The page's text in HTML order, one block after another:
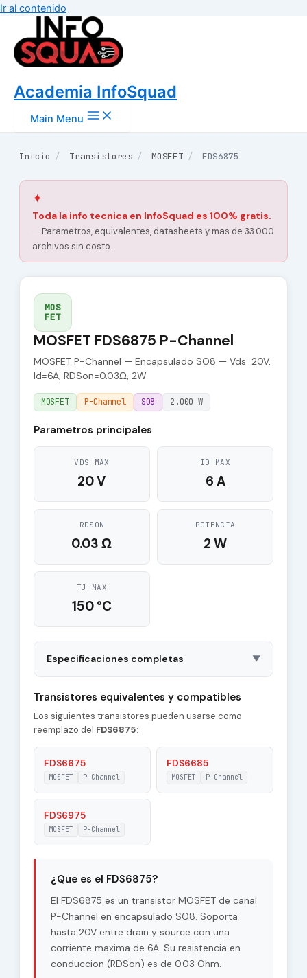
Ir al contenido
Academia InfoSquad
Main Menu
Inicio / Transistores / MOSFET / FDS6875
✦
Toda la info tecnica en InfoSquad es 100% gratis.
— Parametros, equivalentes, datasheets y mas de 33.000
archivos sin costo.
MOS
FET
MOSFET FDS6875 P-Channel
MOSFET P-Channel — Encapsulado SO8 — Vds=20V,
Id=6A, RDSon=0.03Ω, 2W
MOSFET P-Channel SO8 2.000 W
Parametros principales
VDS MAX
20 V
ID MAX
6 A
RDSON
0.03 Ω
POTENCIA
2 W
TJ MAX
150 °C
Especificaciones completas ▼
Type of Control
Channel
|Id| - Maximum
6 A
Pd - Maximum
Power Dissipation
Drain-Source
Voltage
20 V
RDSon - Maximum
Drain-Source On-
0.03 Ohm
Transistores equivalentes y compatibles
Los siguientes transistores pueden usarse como
reemplazo del FDS6875:
FDS6675
MOSFET P-Channel
FDS6685
MOSFET P-Channel
FDS6975
MOSFET P-Channel
¿Que es el FDS6875?
El FDS6875 es un transistor MOSFET de canal
P-Channel en encapsulado SO8. Soporta
hasta 20V entre drain y source con una
corriente maxima de 6A. Su resistencia en
conduccion (RDSon) es de 0.03 Ohm.